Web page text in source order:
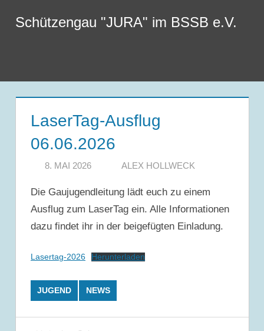
InhaltSchützengau "JURA" im BSSB e.V.
LaserTag-Ausflug
06.06.2026
8. MAI 2026 ALEX HOLLWECK
Die Gaujugendleitung lädt euch zu einem
Ausflug zum LaserTag ein. Alle Informationen
dazu findet ihr in der beigefügten Einladung.
Lasertag-2026 Herunterladen
JUGEND NEWS